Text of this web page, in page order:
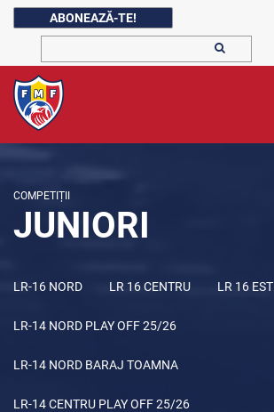
ABONEAZĂ-TE!
COMPETIȚII
JUNIORI
LR-16 NORD LR 16 CENTRU LR 16 EST
LR-14 NORD PLAY OFF 25/26
LR-14 NORD BARAJ TOAMNA
LR-14 CENTRU PLAY OFF 25/26